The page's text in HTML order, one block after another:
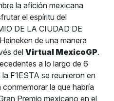
la afición mexicana
el espíritu del
DE LA CIUDAD DE
de una manera
del Virtual MexicoGP.
a lo largo de 6
F1ESTA se reunieron en
la que habría
Premio mexicano en el